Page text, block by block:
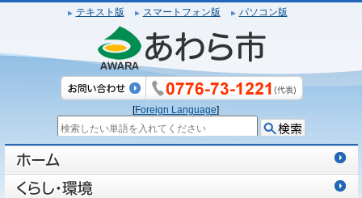
テキスト版 スマートフォン版 パソコン版
[Foreign Language]